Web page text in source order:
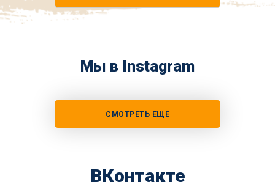
Мы в Instagram
СМОТРЕТЬ ЕЩЕ
ВКонтакте